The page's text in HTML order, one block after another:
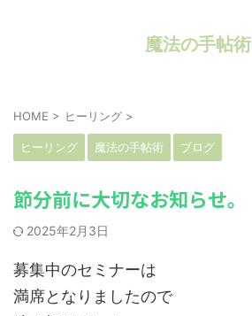
魔法の手帖術
HOME > ヒーリング >
ヒーリング 魔法の手帖術 ブログ
節分前に大切なお知らせ。
2025年2月3日
募集中のセミナーは
満席となりましたので